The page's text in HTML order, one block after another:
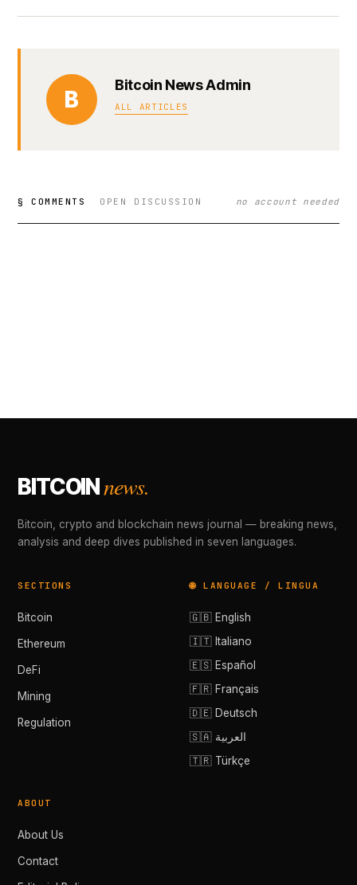
B
Bitcoin News Admin
ALL ARTICLES
§ COMMENTS OPEN DISCUSSION no account needed
BITCOINnews.
Bitcoin, crypto and blockchain news journal — breaking news,
analysis and deep dives published in seven languages.
SECTIONS
Bitcoin
Ethereum
DeFi
Mining
Regulation
🌐 LANGUAGE / LINGUA
🇬🇧 English
🇮🇹 Italiano
🇪🇸 Español
🇫🇷 Français
🇩🇪 Deutsch
🇸🇦 العربية
🇹🇷 Türkçe
ABOUT
About Us
Contact